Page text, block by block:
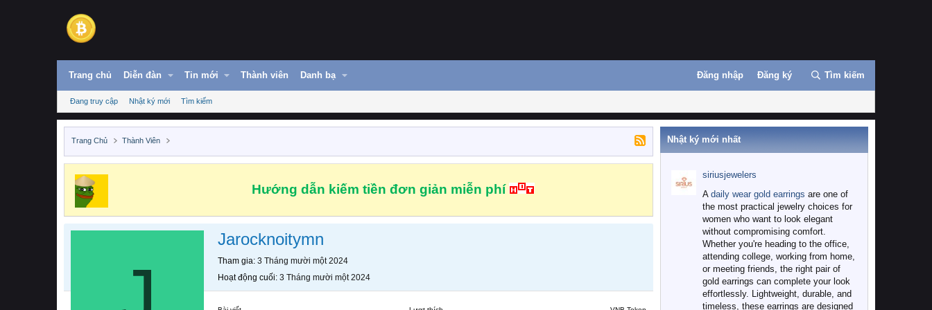
Trang chủ Diễn đàn Tin mới Thành viên Danh bạ Đăng nhập Đăng ký Tìm kiếm
Đang truy cập Nhật ký mới Tìm kiếm
Trang Chủ Thành Viên
Hướng dẫn kiếm tiền đơn giản miễn phí
Jarocknoitymn
Tham gia 3 Tháng mười một 2024
Hoạt động cuối 3 Tháng mười một 2024
Nhật ký mới nhất
siriusjewelers
A daily wear gold earrings are one of
the most practical jewelry choices for
women who want to look elegant
without compromising comfort.
Whether you're heading to the office,
attending college, working from home,
or meeting friends, the right pair of
gold earrings can complete your look
effortlessly. Lightweight, durable, and
timeless, these earrings are designed